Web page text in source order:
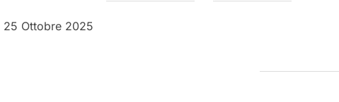
25 Ottobre 2025